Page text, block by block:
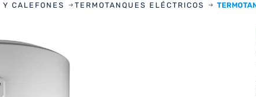
Y CALEFONES TERMOTANQUES ELÉCTRICOS